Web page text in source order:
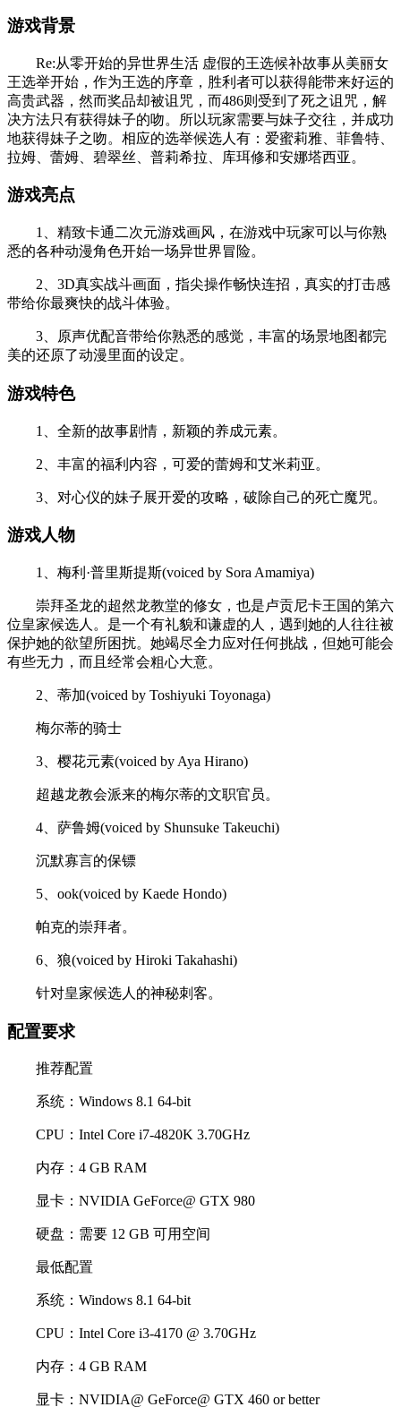
游戏背景
Re:从零开始的异世界生活 虚假的王选候补故事从美丽女
王选举开始，作为王选的序章，胜利者可以获得能带来好运的
高贵武器，然而奖品却被诅咒，而486则受到了死之诅咒，解
决方法只有获得妹子的吻。所以玩家需要与妹子交往，并成功
地获得妹子之吻。相应的选举候选人有：爱蜜莉雅、菲鲁特、
拉姆、蕾姆、碧翠丝、普莉希拉、库珥修和安娜塔西亚。
游戏亮点
1、精致卡通二次元游戏画风，在游戏中玩家可以与你熟
悉的各种动漫角色开始一场异世界冒险。
2、3D真实战斗画面，指尖操作畅快连招，真实的打击感
带给你最爽快的战斗体验。
3、原声优配音带给你熟悉的感觉，丰富的场景地图都完
美的还原了动漫里面的设定。
游戏特色
1、全新的故事剧情，新颖的养成元素。
2、丰富的福利内容，可爱的蕾姆和艾米莉亚。
3、对心仪的妹子展开爱的攻略，破除自己的死亡魔咒。
游戏人物
1、梅利·普里斯提斯(voiced by Sora Amamiya)
崇拜圣龙的超然龙教堂的修女，也是卢贡尼卡王国的第六
位皇家候选人。是一个有礼貌和谦虚的人，遇到她的人往往被
保护她的欲望所困扰。她竭尽全力应对任何挑战，但她可能会
有些无力，而且经常会粗心大意。
2、蒂加(voiced by Toshiyuki Toyonaga)
梅尔蒂的骑士
3、樱花元素(voiced by Aya Hirano)
超越龙教会派来的梅尔蒂的文职官员。
4、萨鲁姆(voiced by Shunsuke Takeuchi)
沉默寡言的保镖
5、ook(voiced by Kaede Hondo)
帕克的崇拜者。
6、狼(voiced by Hiroki Takahashi)
针对皇家候选人的神秘刺客。
配置要求
推荐配置
系统：Windows 8.1 64-bit
CPU：Intel Core i7-4820K 3.70GHz
内存：4 GB RAM
显卡：NVIDIA GeForce@ GTX 980
硬盘：需要 12 GB 可用空间
最低配置
系统：Windows 8.1 64-bit
CPU：Intel Core i3-4170 @ 3.70GHz
内存：4 GB RAM
显卡：NVIDIA@ GeForce@ GTX 460 or better